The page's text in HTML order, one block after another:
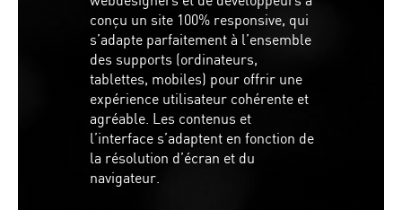
conçu un site 100% responsive, qui
s’adapte parfaitement à l’ensemble
des supports (ordinateurs,
tablettes, mobiles) pour offrir une
expérience utilisateur cohérente et
agréable. Les contenus et
l’interface s’adaptent en fonction de
la résolution d’écran et du
navigateur.